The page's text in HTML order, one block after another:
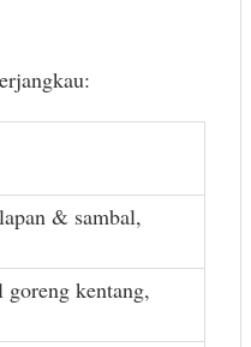
& sambal,
kentang,